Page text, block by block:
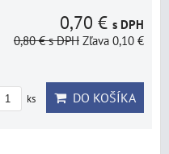
0,70 € s DPH
0,80 €s DPH Zľava 0,10 €
ks DO KOŠÍKA